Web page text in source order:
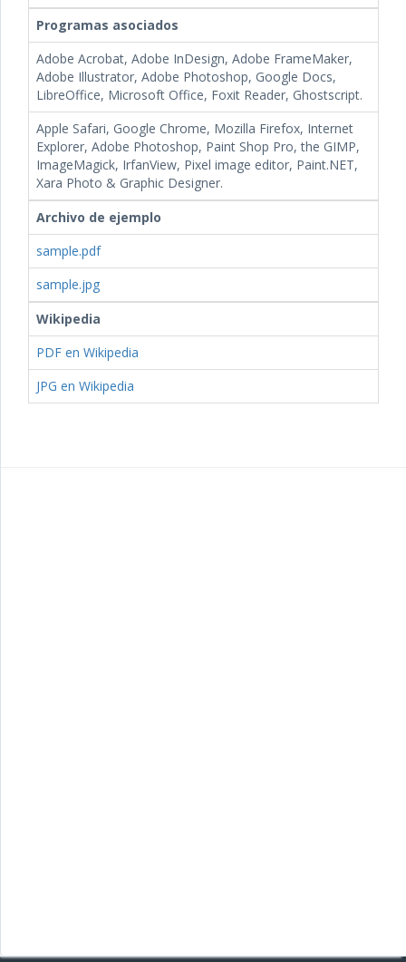
Programas asociados
Adobe Acrobat, Adobe InDesign, Adobe FrameMaker,
Adobe Illustrator, Adobe Photoshop, Google Docs,
LibreOffice, Microsoft Office, Foxit Reader, Ghostscript.
Apple Safari, Google Chrome, Mozilla Firefox, Internet
Explorer, Adobe Photoshop, Paint Shop Pro, the GIMP,
ImageMagick, IrfanView, Pixel image editor, Paint.NET,
Xara Photo & Graphic Designer.
Archivo de ejemplo
sample.pdf
sample.jpg
Wikipedia
PDF en Wikipedia
JPG en Wikipedia